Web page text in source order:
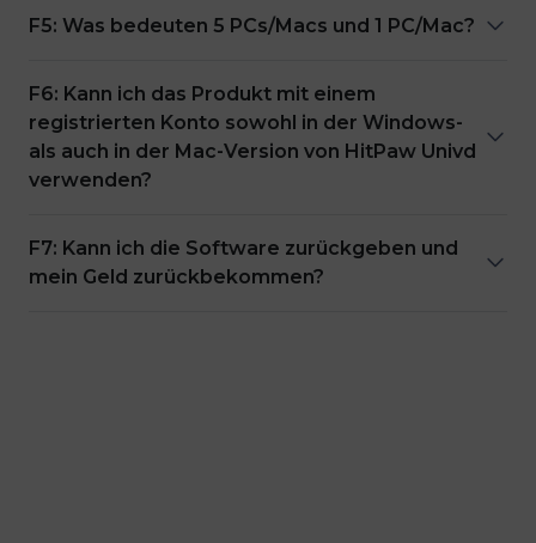
F5: Was bedeuten 5 PCs/Macs und 1 PC/Mac?
F6: Kann ich das Produkt mit einem
registrierten Konto sowohl in der Windows-
als auch in der Mac-Version von HitPaw Univd
verwenden?
F7: Kann ich die Software zurückgeben und
mein Geld zurückbekommen?